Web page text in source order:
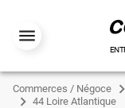
Commerces / Négoce
44 Loire Atlantique